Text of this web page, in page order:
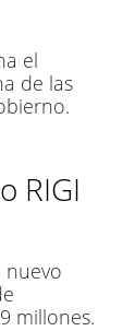
el
de las
RIGI
nuevo
millones.